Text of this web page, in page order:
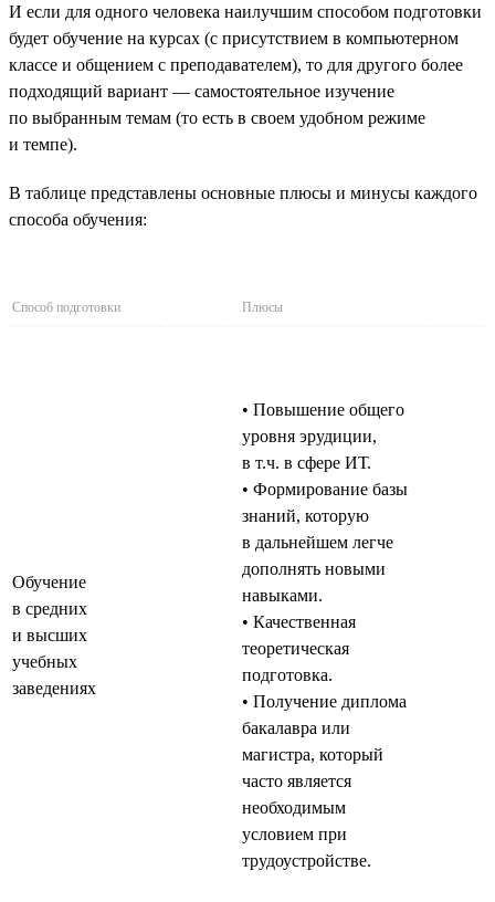
И если для одного человека наилучшим способом подготовки
будет обучение на курсах (с присутствием в компьютерном
классе и общением с преподавателем), то для другого более
подходящий вариант — самостоятельное изучение
по выбранным темам (то есть в своем удобном режиме
и темпе).
В таблице представлены основные плюсы и минусы каждого
способа обучения:
Способ подготовки Плюсы
Обучение
в средних
и высших
учебных
заведениях
• Повышение общего
уровня эрудиции,
в т.ч. в сфере ИТ.
• Формирование базы
знаний, которую
в дальнейшем легче
дополнять новыми
навыками.
• Качественная
теоретическая
подготовка.
• Получение диплома
бакалавра или
магистра, который
часто является
необходимым
условием при
трудоустройстве.